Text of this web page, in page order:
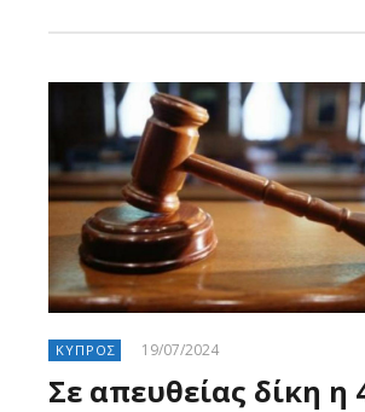
ΚΥΠΡΟΣ 19/07/2024
Σε απευθείας δίκη η